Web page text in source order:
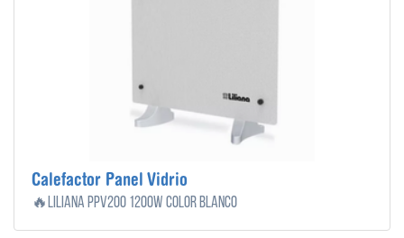
Calefactor Panel Vidrio
🔥Liliana Ppv200 1200w Color Blanco